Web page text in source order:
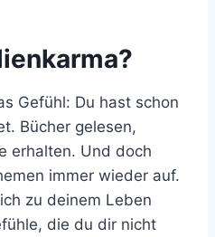
Gefühl: Du hast schon
Bücher gelesen,
erhalten. Und doch
immer wieder auf.
zu deinem Leben
die du dir nicht